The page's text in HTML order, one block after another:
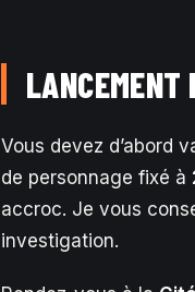
LANCEMENT
Vous devez d’abord
de personnage fixé à
accroc. Je vous
investigation.